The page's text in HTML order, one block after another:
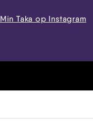
Min Taka op Instagram